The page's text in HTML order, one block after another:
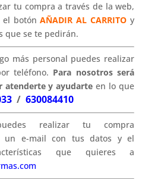
tu compra a través de la web,
el botónAÑADIR AL CARRITO y
que se te pedirán.
más personal puedes realizar
teléfono. Para nosotros será
atenderte y ayudarte en lo que
/ 630084410
realizar tu compra
un e-mail con tus datos y el
que quieres a